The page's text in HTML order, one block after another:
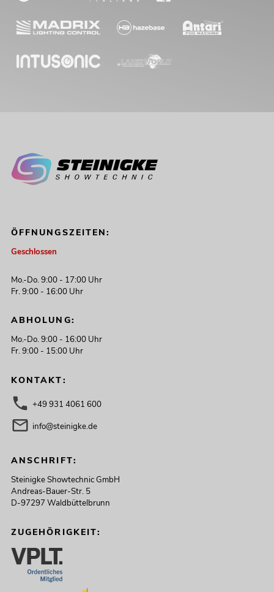
ÖFFNUNGSZEITEN:
Geschlossen
Mo.-Do. 9:00 - 17:00 Uhr
Fr. 9:00 - 16:00 Uhr
ABHOLUNG:
Mo.-Do. 9:00 - 16:00 Uhr
Fr. 9:00 - 15:00 Uhr
KONTAKT:
+49 931 4061 600
info@steinigke.de
ANSCHRIFT:
Steinigke Showtechnic GmbH
Andreas-Bauer-Str. 5
D-97297 Waldbüttelbrunn
ZUGEHÖRIGKEIT: